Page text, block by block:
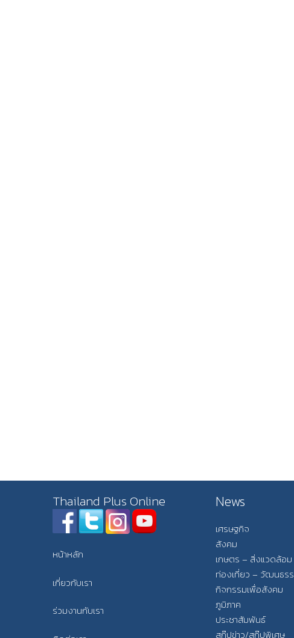
Thailand Plus Online
หน้าหลัก
เกี่ยวกับเรา
ร่วมงานกับเรา
News
เศรษฐกิจ
สังคม
เกษตร – สิ่งแวดล้อม
ท่องเที่ยว – วัฒนธร
กิจกรรมเพื่อสังคม
ภูมิภาค
ประชาสัมพันธ์
สกู๊ปข่าว/สกู๊ปพิเศษ